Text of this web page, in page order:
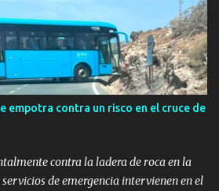
medida se ha tomado tras la grave
miércoles en el Polígono Industrial de
Telde. La activación del plan responde
el seguimiento del incidente y
seguridad exteriores al tratarse de una
de hidrocarburos. Deflagración en
los datos oficiales facilitados por el
llamada de alerta se recibió en el
horas...
empotra contra un risco en el cruce de
contra la ladera de roca en la
de emergencia intervienen en el